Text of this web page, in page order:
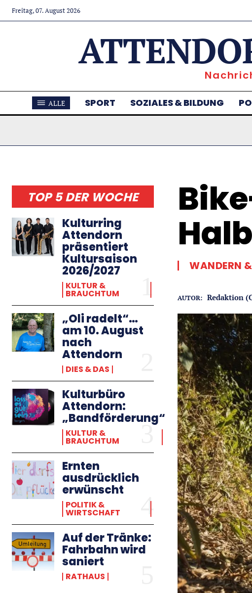
Freitag, 07. August 2026
ALLE SPORT SOZIALES & BILDUNG
TOP 5 DER WOCHE
Kulturring
Attendorn
präsentiert
Kultursaison
2026/2027
KULTUR &
BRAUCHTUM
„Oli radelt“…
am 10. August
nach
Attendorn
DIES & DAS
Kulturbüro
Attendorn:
„Bandförderung“
KULTUR &
BRAUCHTUM
Ernten
ausdrücklich
erwünscht
POLITIK &
WIRTSCHAFT
Auf der Tränke:
Fahrbahn wird
saniert
RATHAUS
WANDERN
AUTOR: Redaktion